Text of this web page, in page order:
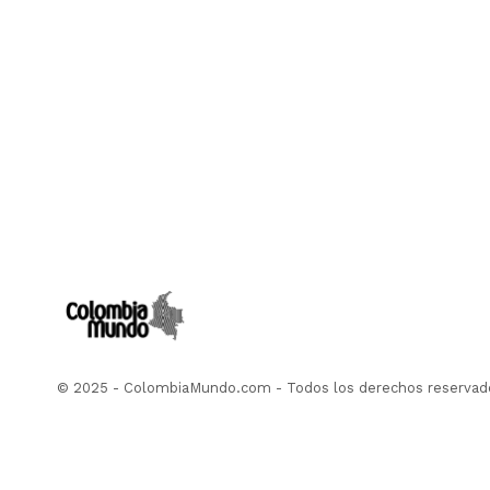
© 2025 - ColombiaMundo.com - Todos los derechos